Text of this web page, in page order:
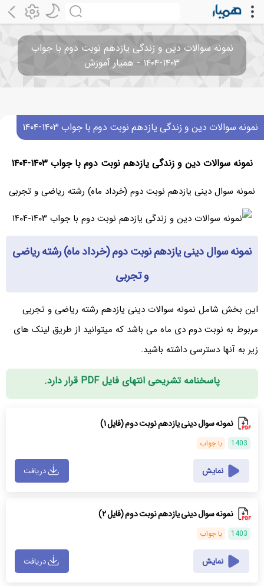
نمونه سوالات دین و زندگی یازدهم نوبت دوم با جواب
۱۴۰۳-۱۴۰۴ - همیار آموزش
نمونه سوالات دین و زندگی یازدهم نوبت دوم با جواب ۱۴۰۳-۱۴۰۴
نمونه سوالات دین و زندگی یازدهم نوبت دوم با جواب ۱۴۰۳-۱۴۰۴
نمونه سوال دینی یازدهم نوبت دوم (خرداد ماه) رشته ریاضی و تجربی
نمونه سوال دینی یازدهم نوبت دوم (خرداد ماه) رشته ریاضی
و تجربی
این بخش شامل نمونه سوالات دینی یازدهم رشته ریاضی و تجربی
مربوط به نوبت دوم دی ماه می باشد که میتوانید از طریق لینک های
زیر به آنها دسترسی داشته باشید.
پاسخنامه تشریحی انتهای فایل PDF قرار دارد.
نمونه سوال دینی یازدهم نوبت دوم (فایل ۱)
1403 با جواب
نمایش دریافت
نمونه سوال دینی یازدهم نوبت دوم (فایل ۲)
1403 با جواب
نمایش دریافت